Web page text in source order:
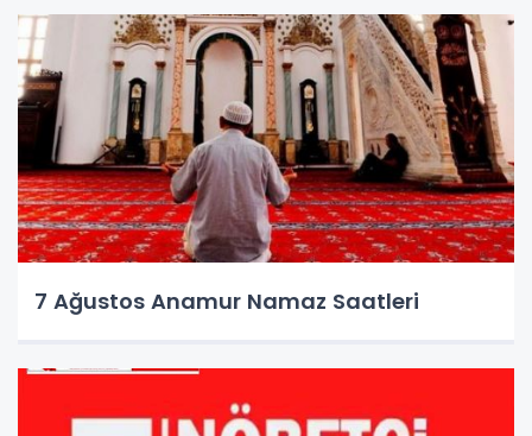
7 Ağustos Anamur Namaz Saatleri